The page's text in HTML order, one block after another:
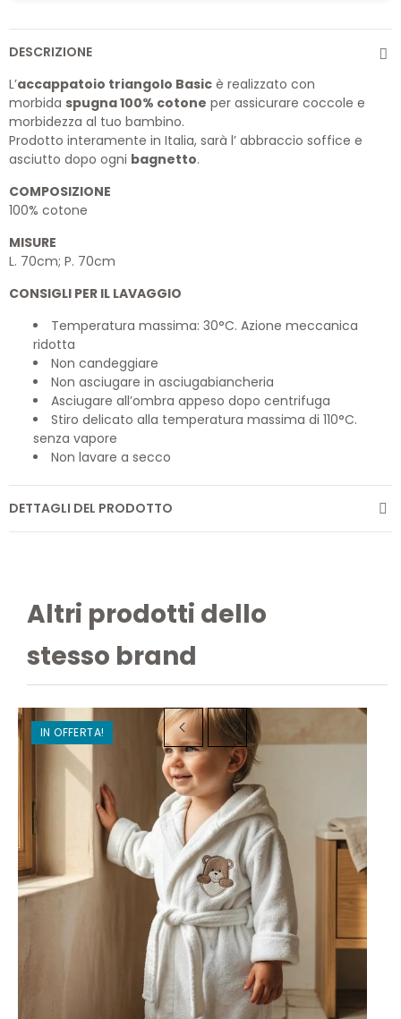
DESCRIZIONE
L’accappatoio triangolo Basic è realizzato con
morbida spugna 100% cotone per assicurare coccole e
morbidezza al tuo bambino.
Prodotto interamente in Italia, sarà l’ abbraccio soffice e
asciutto dopo ogni bagnetto.
COMPOSIZIONE
100% cotone
MISURE
L. 70cm; P. 70cm
CONSIGLI PER IL LAVAGGIO
Temperatura massima: 30°C. Azione meccanica
ridotta
Non candeggiare
Non asciugare in asciugabiancheria
Asciugare all’ombra appeso dopo centrifuga
Stiro delicato alla temperatura massima di 110°C.
senza vapore
Non lavare a secco
DETTAGLI DEL PRODOTTO
Altri prodotti dello
stesso brand
IN OFFERTA!